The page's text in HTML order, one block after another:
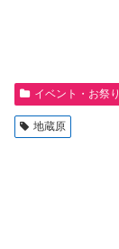
イベント・お祭り
地蔵原